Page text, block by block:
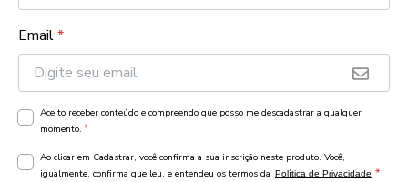
Email*
Aceito receber conteúdo e compreendo que posso me descadastrar a qualquer
momento. *
Ao clicar em Cadastrar, você confirma a sua inscrição neste produto. Você,
igualmente, confirma que leu, e entendeu os termos da Política de Privacidade *